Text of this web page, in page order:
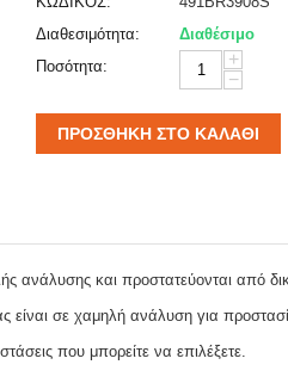
Διαθεσιμότητα:
Διαθέσιμο
Ποσότητα:
+
−
ΠΡΟΣΘΉΚΗ ΣΤΟ ΚΑΛΆΘΙ
ανάλυσης και προστατεύονται από
σε χαμηλή ανάλυση για
που μπορείτε να επιλέξετε.